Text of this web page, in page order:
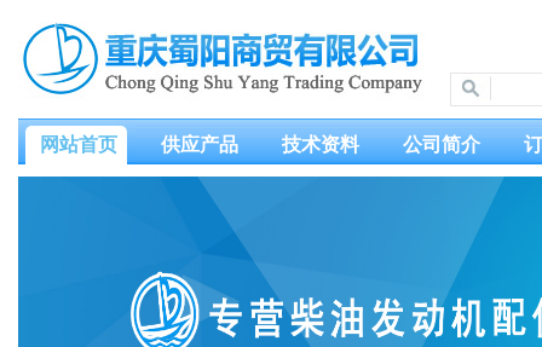
网站首页 供应产品 技术资料 公司简介